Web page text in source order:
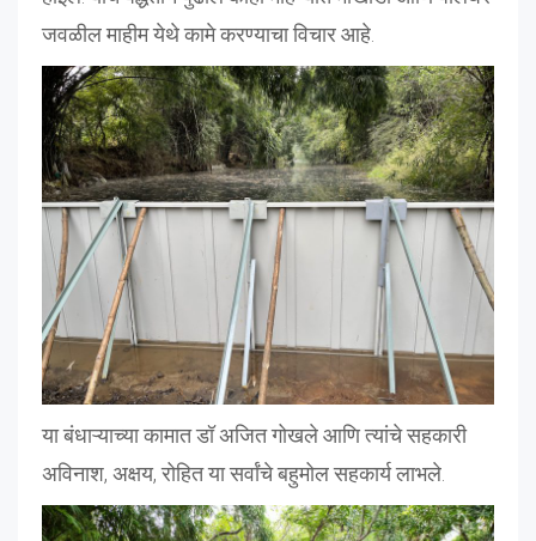
जवळील माहीम येथे कामे करण्याचा विचार आहे.
या बंधाऱ्याच्या कामात डॉ अजित गोखले आणि त्यांचे सहकारी
अविनाश, अक्षय, रोहित या सर्वांचे बहुमोल सहकार्य लाभले.